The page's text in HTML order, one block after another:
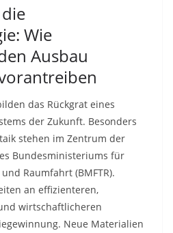
Wie
Ausbau
das Rückgrat eines
der Zukunft. Besonders
stehen im Zentrum der
Bundesministeriums für
Raumfahrt (BMFTR).
an effizienteren,
wirtschaftlicheren
Neue Materialien